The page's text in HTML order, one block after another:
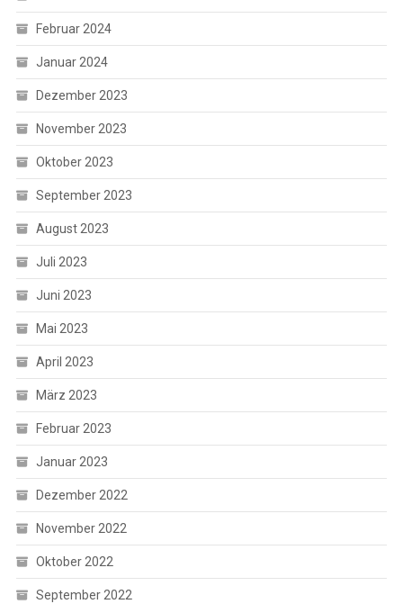
Februar 2024
Januar 2024
Dezember 2023
November 2023
Oktober 2023
September 2023
August 2023
Juli 2023
Juni 2023
Mai 2023
April 2023
März 2023
Februar 2023
Januar 2023
Dezember 2022
November 2022
Oktober 2022
September 2022